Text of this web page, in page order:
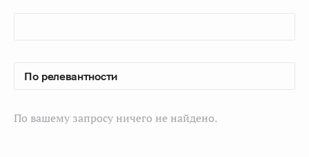
По вашему запросу ничего не найдено.